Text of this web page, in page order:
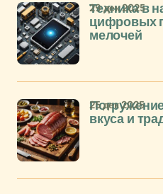
Техника в
цифровых
мелочей
29 дек 2025
вкуса и
25 дек 2025